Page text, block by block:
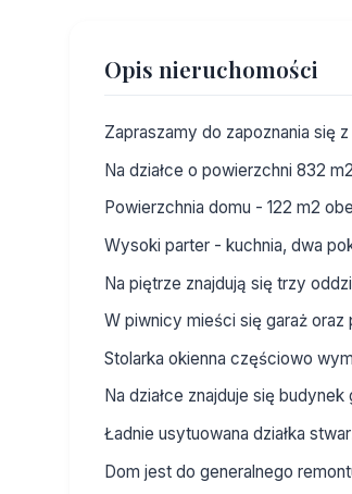
Opis nieruchomości
Zapraszamy do zapoznania się
Na działce o powierzchni 832
Powierzchnia domu - 122 m2
Wysoki parter - kuchnia, dwa
Na piętrze znajdują się trzy
W piwnicy mieści się garaż
Stolarka okienna częściowo
Na działce znajduje się
Ładnie usytuowana działka
Dom jest do generalnego